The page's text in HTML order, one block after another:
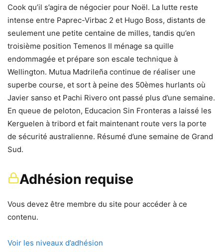
Cook qu’il s’agira de négocier pour Noël. La lutte reste
intense entre Paprec-Virbac 2 et Hugo Boss, distants de
seulement une petite centaine de milles, tandis qu’en
troisième position Temenos II ménage sa quille
endommagée et prépare son escale technique à
Wellington. Mutua Madrileña continue de réaliser une
superbe course, et sort à peine des 50èmes hurlants où
Javier sanso et Pachi Rivero ont passé plus d’une semaine.
En queue de peloton, Educacion Sin Fronteras a laissé les
Kerguelen à tribord et fait maintenant route vers la porte
de sécurité australienne. Résumé d’une semaine de Grand
Sud.
Adhésion requise
Vous devez être membre du site pour accéder à ce
contenu.
Voir les niveaux d’adhésion